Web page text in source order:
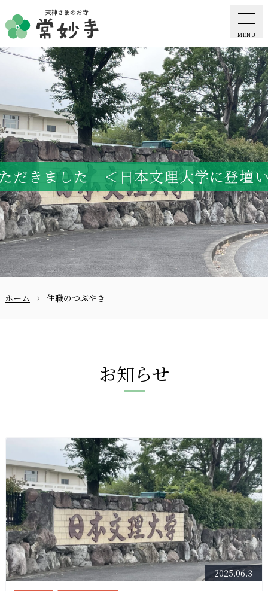
MENU
ホーム
常妙寺紹介
納骨堂・お墓
葬儀・供養・祈祷
ギャラリー
お知らせ
お問合せ
097-521-2585
だきました ＜日本文理大学に登壇
ホーム 住職のつぶやき
お知らせ
2025.06.3